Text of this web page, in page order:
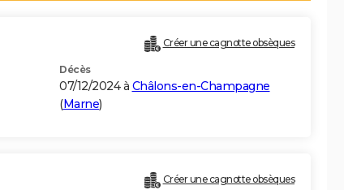
Créer une cagnotte obsèques
Décès
07/12/2024 à Châlons-en-Champagne
(Marne)
Créer une cagnotte obsèques